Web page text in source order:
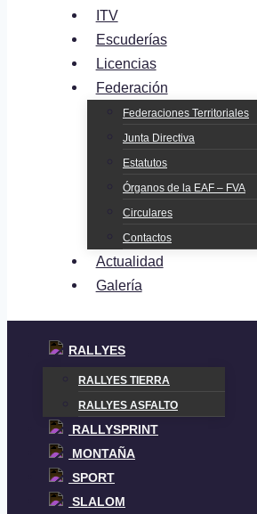
ITV
Escuderías
Licencias
Federación
Federaciones Territoriales
Junta Directiva
Estatutos
Órganos de la EAF – FVA
Circulares
Contactos
Actualidad
Galería
RALLYES
RALLYES TIERRA
RALLYES ASFALTO
RALLYSPRINT
MONTAÑA
SPORT
SLALOM